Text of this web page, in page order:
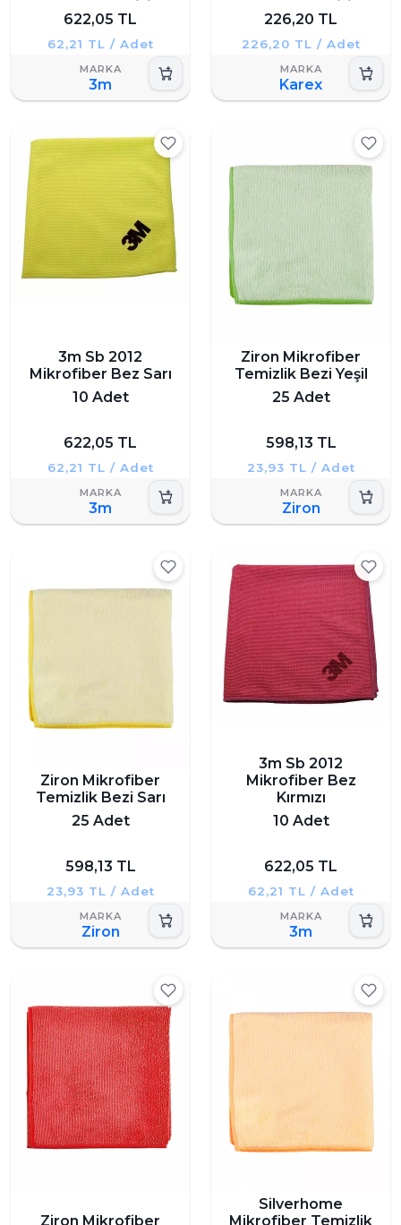
622,05 TL
62,21 TL / Adet
3m
226,20 TL
226,20 TL / Adet
Karex
3m Sb 2012
Mikrofiber Bez Sarı
10 Adet
622,05 TL
62,21 TL / Adet
3m
Ziron Mikrofiber
Temizlik Bezi Yeşil
25 Adet
598,13 TL
23,93 TL / Adet
Ziron
Ziron Mikrofiber
Temizlik Bezi Sarı
25 Adet
598,13 TL
23,93 TL / Adet
Ziron
3m Sb 2012
Mikrofiber Bez
Kırmızı
10 Adet
622,05 TL
62,21 TL / Adet
3m
Ziron Mikrofiber
Silverhome
Mikrofiber Temizlik